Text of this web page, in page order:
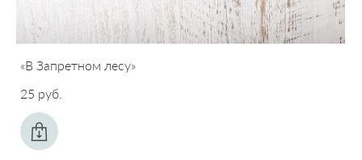
«В Запретном лесу»
25 pуб.